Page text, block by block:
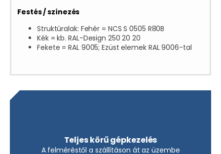
Festés / színezés
Struktúralak: Fehér = NCS S 0505 R80B
Kék = kb. RAL-Design 250 20 20
Fekete = RAL 9005; Ezüst elemek RAL 9006-tal
Teljes körű gépkezelés
A felméréstől a szállításon át az üzembe